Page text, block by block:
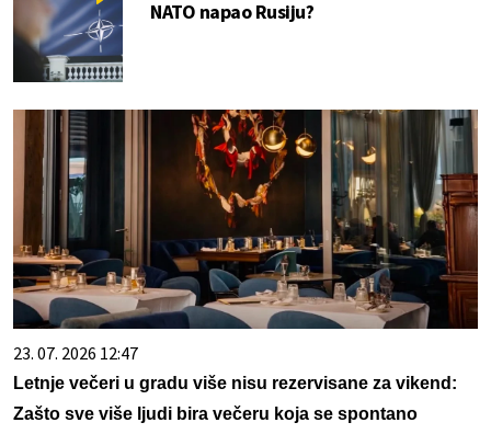
NATO napao Rusiju?
23. 07. 2026 12:47
Letnje večeri u gradu više nisu rezervisane za vikend:
Zašto sve više ljudi bira večeru koja se spontano